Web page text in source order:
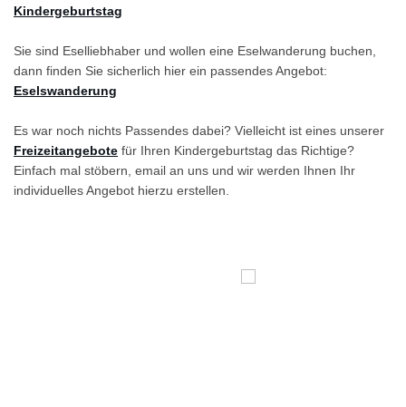
Kindergeburtstag
Sie sind Eselliebhaber und wollen eine Eselwanderung buchen,
dann finden Sie sicherlich hier ein passendes Angebot:
Eselswanderung
Es war noch nichts Passendes dabei? Vielleicht ist eines unserer
Freizeitangebote für Ihren Kindergeburtstag das Richtige?
Einfach mal stöbern, email an uns und wir werden Ihnen Ihr
individuelles Angebot hierzu erstellen.